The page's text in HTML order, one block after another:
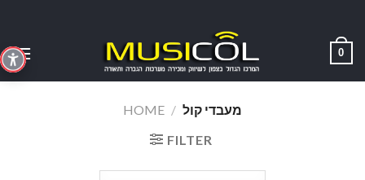
content
0
HOME / מעבדי קול
FILTER